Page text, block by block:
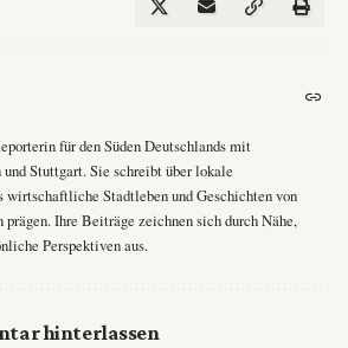
für den Süden Deutschlands mit
Stuttgart. Sie schreibt über lokale
wirtschaftliche Stadtleben und Geschichten von
Ihre Beiträge zeichnen sich durch Nähe,
Perspektiven aus.
hinterlassen